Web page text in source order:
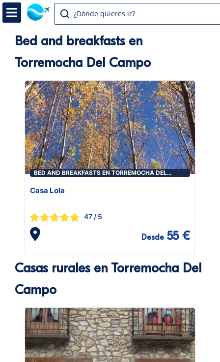
¿Dónde quieres ir?
Bed and breakfasts en
Torremocha Del Campo
BED AND BREAKFASTS EN TORREMOCHA DEL
Casa Lola
47 / 5
Desde 55 €
Casas rurales en Torremocha Del
Campo